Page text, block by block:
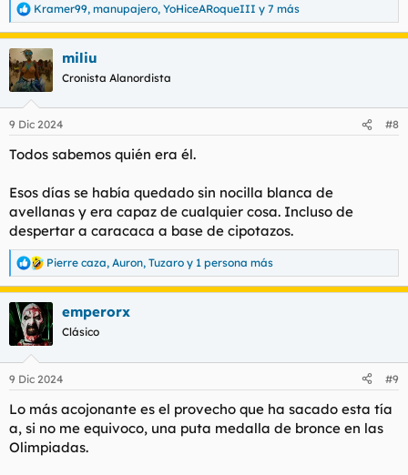
R
e
a
c
c
i
e
:
Kramer99, manupajero, YoHiceARoqueIII y 7 más
miliu
Cronista Alanordista
9 Dic 2024 #8
Todos sabemos quién era él.
Esos días se había quedado sin nocilla blanca de
avellanas y era capaz de cualquier cosa. Incluso de
despertar a caracaca a base de cipotazos.
R
e
c
c
i
e
:
Pierre caza, Auron, Tuzaro y 1 persona más
emperorx
Clásico
9 Dic 2024 #9
Lo más acojonante es el provecho que ha sacado esta tía
a, si no me equivoco, una puta medalla de bronce en las
Olimpiadas.